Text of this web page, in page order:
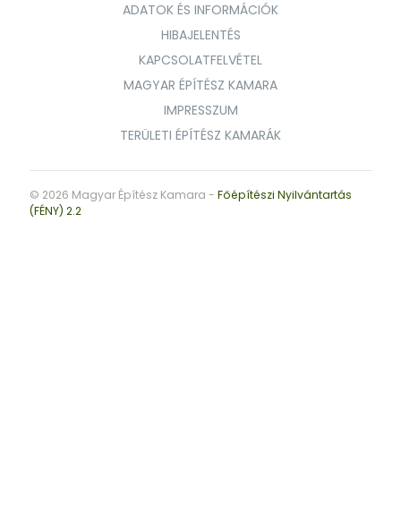
ADATOK ÉS INFORMÁCIÓK
HIBAJELENTÉS
KAPCSOLATFELVÉTEL
MAGYAR ÉPÍTÉSZ KAMARA
IMPRESSZUM
TERÜLETI ÉPÍTÉSZ KAMARÁK
© 2026 Magyar Építész Kamara - Főépítészi Nyilvántartás
(FÉNY) 2.2